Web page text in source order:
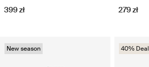
399 zł 279 zł
New season 40% Deal